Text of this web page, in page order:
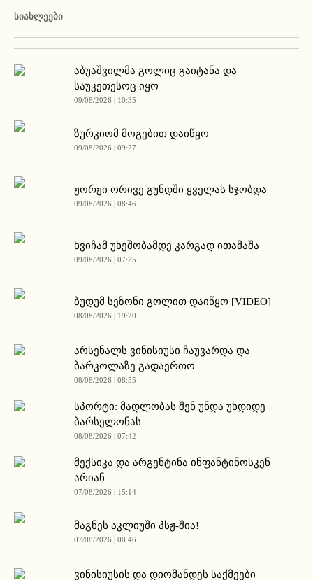
ᲡᲘᲐᲮᲚᲔᲔᲑᲘ
აბუაშვილმა გოლიც გაიტანა და
საუკეთესოც იყო
09/08/2026 | 10:35
ზურკიომ მოგებით დაიწყო
09/08/2026 | 09:27
ჟორჟი ორივე გუნდში ყველას სჯობდა
09/08/2026 | 08:46
ხვიჩამ უხეშობამდე კარგად ითამაშა
09/08/2026 | 07:25
ბუდუმ სეზონი გოლით დაიწყო [VIDEO]
08/08/2026 | 19:20
არსენალს ვინისიუსი ჩაუვარდა და
ბარკოლაზე გადაერთო
08/08/2026 | 08:55
სპორტი: მადლობას შენ უნდა უხდიდე
ბარსელონას
08/08/2026 | 07:42
მექსიკა და არგენტინა ინფანტინოსკენ
არიან
07/08/2026 | 15:14
მაგნეს აკლიუში პსჟ-შია!
07/08/2026 | 08:46
ვინისიუსის და დიომანდეს საქმეები